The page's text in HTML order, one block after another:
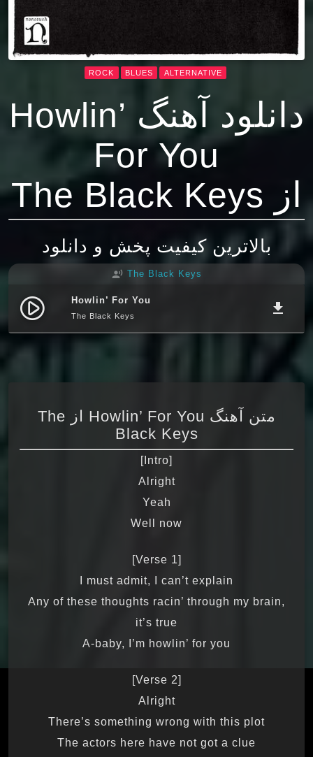
ALTERNATIVE
BLUES
ROCK
دانلود آهنگ Howlin’
For You
از The Black Keys
بالاترین کیفیت پخش و دانلود
record_voice_over The Black Keys
play_circle_filled Howlin’ For You
The Black Keys file_download
متن آهنگ Howlin’ For You از The
Black Keys
[Intro]
Alright
Yeah
Well now
[Verse 1]
I must admit, I can’t explain
Any of these thoughts racin’ through my brain,
it’s true
A-baby, I’m howlin’ for you
[Verse 2]
Alright
There’s something wrong with this plot
The actors here have not got a clue